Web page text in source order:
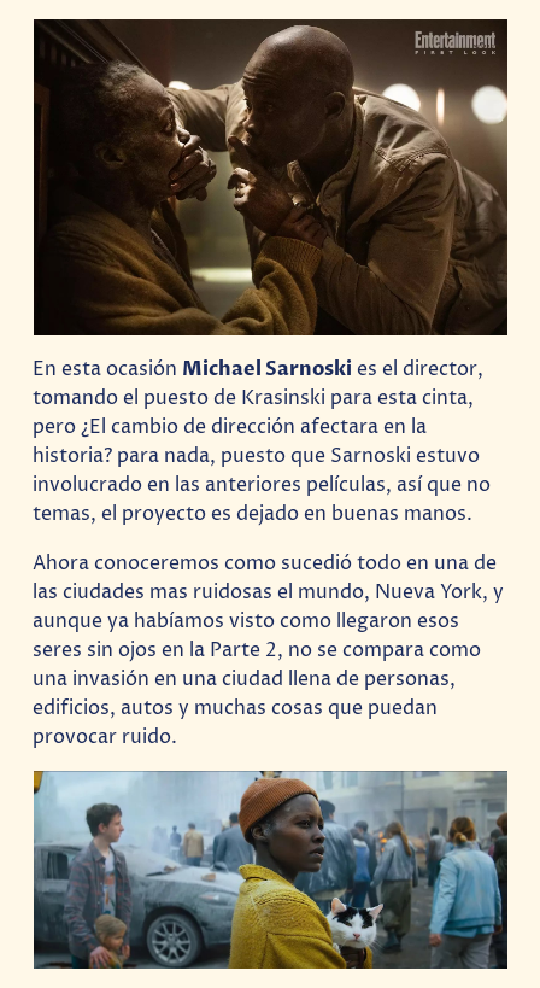
En esta ocasión Michael Sarnoski es el director,
tomando el puesto de Krasinski para esta cinta,
pero ¿El cambio de dirección afectara en la
historia? para nada, puesto que Sarnoski estuvo
involucrado en las anteriores películas, así que no
temas, el proyecto es dejado en buenas manos.
Ahora conoceremos como sucedió todo en una de
las ciudades mas ruidosas el mundo, Nueva York, y
aunque ya habíamos visto como llegaron esos
seres sin ojos en la Parte 2, no se compara como
una invasión en una ciudad llena de personas,
edificios, autos y muchas cosas que puedan
provocar ruido.